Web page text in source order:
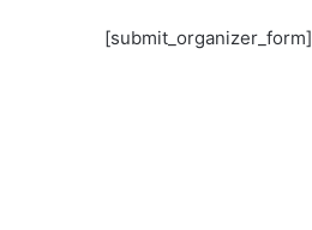
[submit_organizer_form]